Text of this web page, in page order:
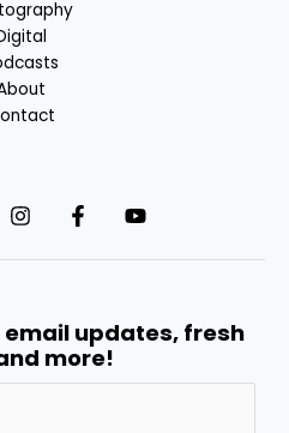
email updates, fresh
more!